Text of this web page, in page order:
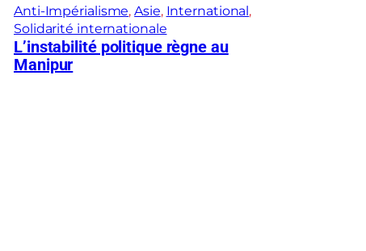
Anti-Impérialisme, Asie, International
Solidarité internationale
L’instabilité politique règne au
Manipur